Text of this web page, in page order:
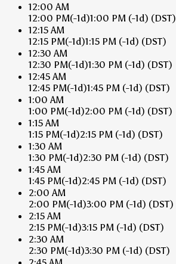
12:00 AM
12:00 PM(-1d)1:00 PM (-1d) (DST)
12:15 AM
12:15 PM(-1d)1:15 PM (-1d) (DST)
12:30 AM
12:30 PM(-1d)1:30 PM (-1d) (DST)
12:45 AM
12:45 PM(-1d)1:45 PM (-1d) (DST)
1:00 AM
1:00 PM(-1d)2:00 PM (-1d) (DST)
1:15 AM
1:15 PM(-1d)2:15 PM (-1d) (DST)
1:30 AM
1:30 PM(-1d)2:30 PM (-1d) (DST)
1:45 AM
1:45 PM(-1d)2:45 PM (-1d) (DST)
2:00 AM
2:00 PM(-1d)3:00 PM (-1d) (DST)
2:15 AM
2:15 PM(-1d)3:15 PM (-1d) (DST)
2:30 AM
2:30 PM(-1d)3:30 PM (-1d) (DST)